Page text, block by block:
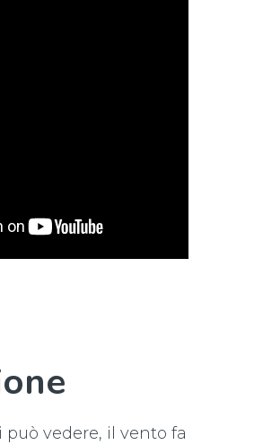
vedere, il vento fa